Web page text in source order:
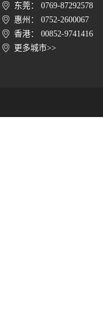
东莞： 0769-87292578
惠州： 0752-2600067
香港： 00852-9741416
更多城市>>